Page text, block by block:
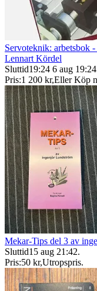
Servoteknik: arbetsbok
Lennart Kördel
Sluttid19:24 6 aug 19:24
Pris:1 200 kr,Eller Köp
Mekar-Tips del 3 av
Sluttid15 aug 21:42.
Pris:50 kr,Utropspris.